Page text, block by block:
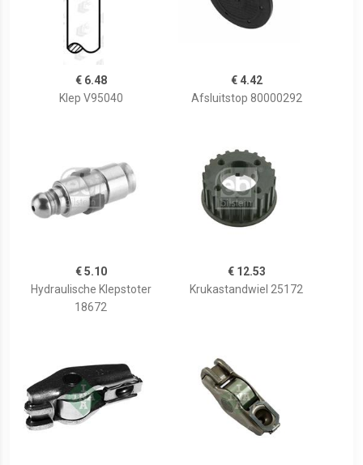
€ 6.48
Klep V95040
€ 4.42
Afsluitstop 80000292
€ 5.10
Hydraulische Klepstoter
18672
€ 12.53
Krukastandwiel 25172